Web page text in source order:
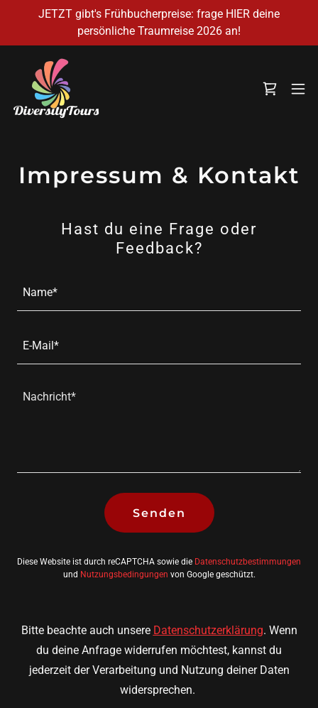
JETZT gibt's Frühbucherpreise: frage HIER deine
persönliche Traumreise 2026 an!
Impressum & Kontakt
Hast du eine Frage oder
Feedback?
Name*
E-Mail*
Senden
Diese Website ist durch reCAPTCHA sowie die Datenschutzbestimmungen
und Nutzungsbedingungen von Google geschützt.
Bitte beachte auch unsere Datenschutzerklärung. Wenn
du deine Anfrage widerrufen möchtest, kannst du
jederzeit der Verarbeitung und Nutzung deiner Daten
widersprechen.